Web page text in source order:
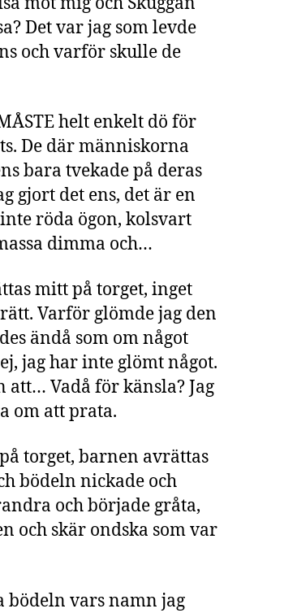
Det var jag som levde
och varför skulle de
helt enkelt dö för
De där människorna
bara tvekade på deras
gjort det ens, det är en
röda ögon, kolsvart
dimma och…
mitt på torget, inget
Varför glömde jag den
ändå som om något
jag har inte glömt något.
Vadå för känsla? Jag
om att prata.
torget, barnen avrättas
bödeln nickade och
och började gråta,
och skär ondska som var
bödeln vars namn jag